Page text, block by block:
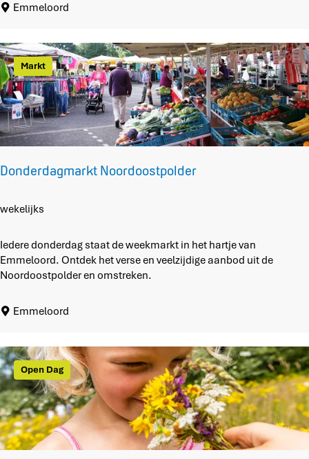
r
a
n
h
e
t
K
u
i
n
d
r
o
s
i
e
i
b
l
i
o
t
h
e
Emmeloord
Donderdagmarkt Noordoostpolder
D
n
d
e
a
m
a
r
k
t
N
o
o
Markt
wekelijks
Iedere donderdag staat de weekmarkt in het hartje van
Emmeloord. Ontdek het verse en veelzijdige aanbod uit de
Noordoostpolder en omstreken.
Emmeloord
Open Dag